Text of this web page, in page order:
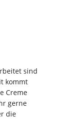
sind
kommt
Creme
gerne
die